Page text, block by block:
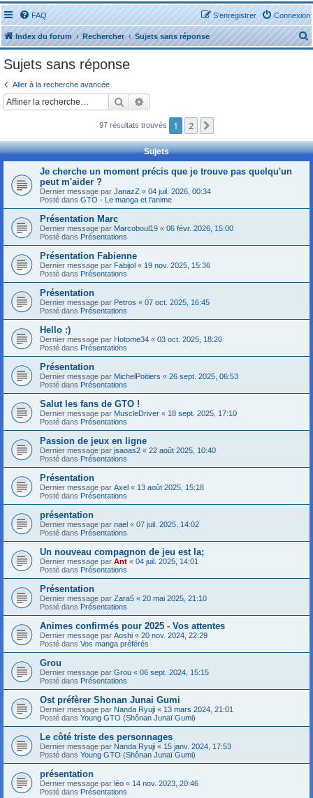
FAQ Connexion
S’enregistrer
Index du forum Rechercher Sujets sans réponse
e
h
Sujets sans réponse
Aller à la recherche avancée
Rechercher
97 résultats trouvés 1 2
Sujets
Je cherche un moment précis que je trouve pas quelqu'un
peut m'aider ?
Dernier message par JanazZ « 04 juil. 2026, 00:34
Posté dans GTO - Le manga et l'anime
Présentation Marc
Dernier message par Marcoboul19 « 06 févr. 2026, 15:00
Posté dans Présentations
Présentation Fabienne
Dernier message par Fabijol « 19 nov. 2025, 15:36
Posté dans Présentations
Présentation
Dernier message par Petros « 07 oct. 2025, 16:45
Posté dans Présentations
Hello :)
Dernier message par Hotome34 « 03 oct. 2025, 18:20
Posté dans Présentations
Présentation
Dernier message par MichelPoitiers « 26 sept. 2025, 06:53
Posté dans Présentations
Salut les fans de GTO !
Dernier message par MuscleDriver « 18 sept. 2025, 17:10
Posté dans Présentations
Passion de jeux en ligne
Dernier message par jsaoas2 « 22 août 2025, 10:40
Posté dans Présentations
Présentation
Dernier message par Axel « 13 août 2025, 15:18
Posté dans Présentations
présentation
Dernier message par nael « 07 juil. 2025, 14:02
Posté dans Présentations
Un nouveau compagnon de jeu est la;
Dernier message par Ant « 04 juil. 2025, 14:01
Posté dans Présentations
Présentation
Dernier message par Zara5 « 20 mai 2025, 21:10
Posté dans Présentations
Animes confirmés pour 2025 - Vos attentes
Dernier message par Aoshi « 20 nov. 2024, 22:29
Posté dans Vos manga préférés
Grou
Dernier message par Grou « 06 sept. 2024, 15:15
Posté dans Présentations
Ost préfèrer Shonan Junai Gumi
Dernier message par Nanda Ryuji « 13 mars 2024, 21:01
Posté dans Young GTO (Shônan Junaï Gumi)
Le côté triste des personnages
Dernier message par Nanda Ryuji « 15 janv. 2024, 17:53
Posté dans Young GTO (Shônan Junaï Gumi)
présentation
Dernier message par léo « 14 nov. 2023, 20:46
Posté dans Présentations